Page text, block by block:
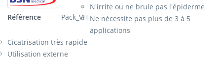
Référence Pack_VH
N'irrite ou ne brule pas l'épiderme
Ne nécessite pas plus de 3 à 5
applications
Cicatrisation très rapide
Utilisation externe